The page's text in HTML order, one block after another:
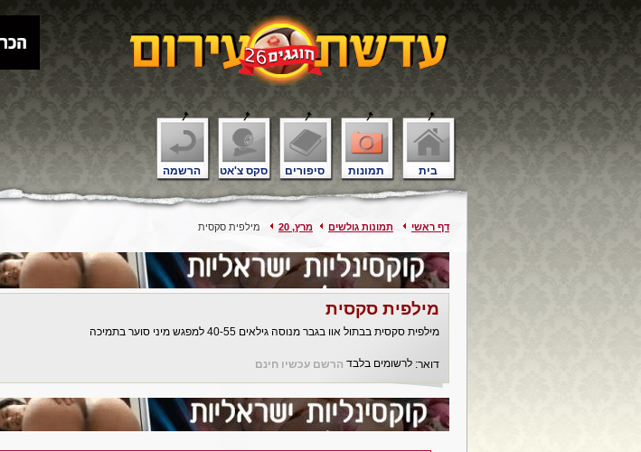
בית תמונות סיפורים סקס צ'אט הרשמה
דף ראשי תמונות גולשים מרץ, 20 מילפית סקסית
מילפית סקסית
מילפית סקסית בבתול אוו בגבר מנוסה גילאים 40-55 למפגש מיני סוער בתמיכה
דואר: לרשומים בלבד הרשם עכשיו חינם